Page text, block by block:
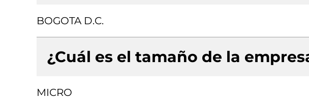
BOGOTA D.C.
¿Cuál es el tamaño de la
MICRO